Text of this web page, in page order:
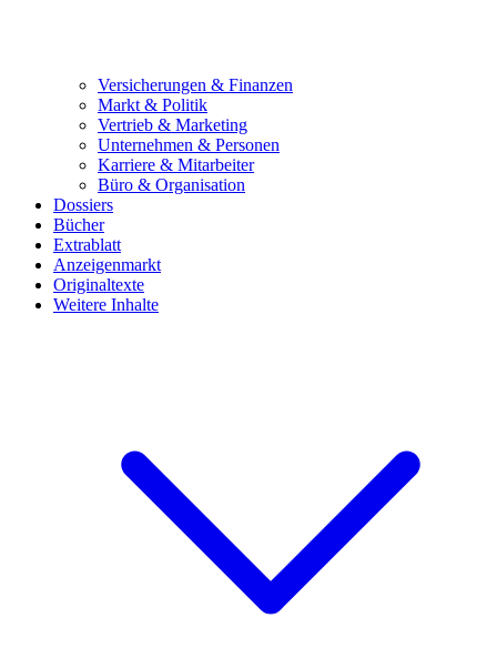
Versicherungen & Finanzen
Markt & Politik
Vertrieb & Marketing
Unternehmen & Personen
Karriere & Mitarbeiter
Büro & Organisation
Dossiers
Bücher
Extrablatt
Anzeigenmarkt
Originaltexte
Weitere Inhalte